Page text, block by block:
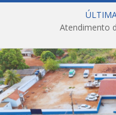
Atendimento